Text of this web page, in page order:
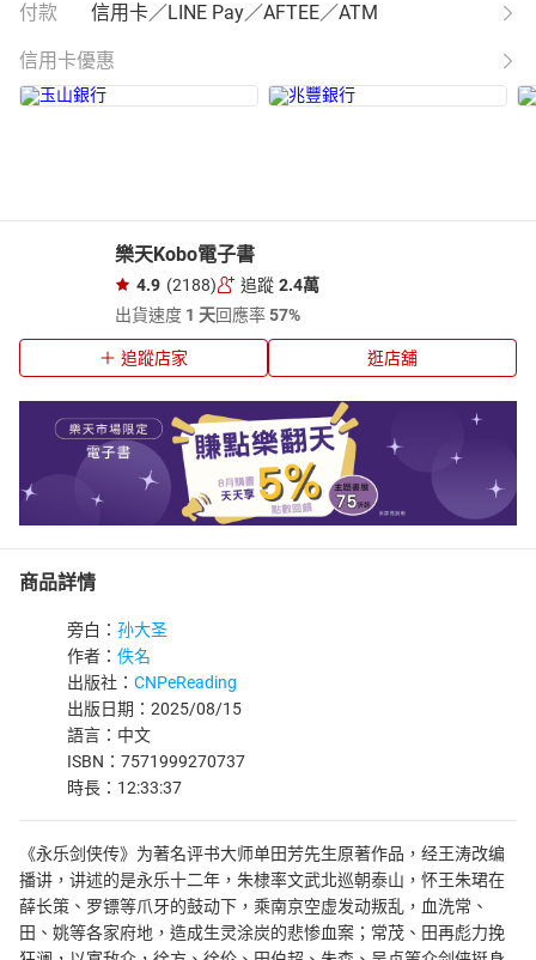
付款 信用卡／LINE Pay／AFTEE／ATM
信用卡優惠
樂天Kobo電子書
4.9 (2188) 追蹤 2.4萬
出貨速度 1 天回應率57%
追蹤店家 逛店舖
商品詳情
旁白： 孙大圣
作者： 佚名
出版社： CNPeReading
出版日期：2025/08/15
語言：中文
ISBN：7571999270737
時長：12:33:37
《永乐剑侠传》为著名评书大师单田芳先生原著作品，经王涛改编
播讲，讲述的是永乐十二年，朱棣率文武北巡朝泰山，怀王朱珺在
薛长策、罗镖等爪牙的鼓动下，乘南京空虚发动叛乱，血洗常、
田、姚等各家府地，造成生灵涂炭的悲惨血案；常茂、田再彪力挽